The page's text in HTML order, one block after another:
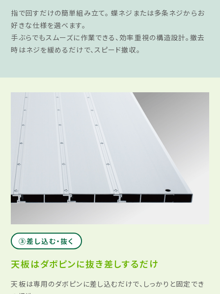
指で回すだけの簡単組み立て。 蝶ネジまたは多条ネジからお
好きな仕様を選べます。
手ぶらでもスムーズに作業できる、効率重視の構造設計。撤去
時はネジを緩めるだけで、スピード撤収。
③差し込む・抜く​
天板はダボピンに抜き差しするだけ​
天板は専用のダボピンに差し込むだけで、しっかりと固定でき